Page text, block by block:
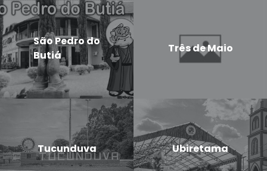
São Pedro do
Butiá
Três de Maio
Tucunduva Ubiretama